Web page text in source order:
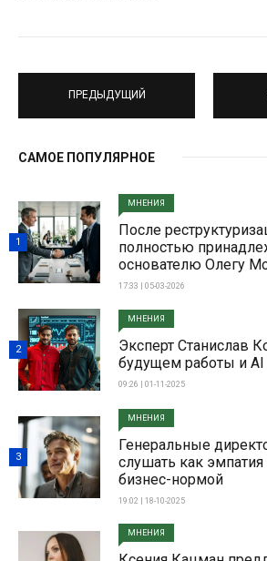
ПРЕДЫДУЩИЙ
САМОЕ ПОПУЛЯРНОЕ
МНЕНИЯ
После
полностью
основателю Олегу
17:33 | 05-03-2026
1
МНЕНИЯ
Эксперт Станислав
будущем работы и AI
09:26 | 01-11-2025
2
МНЕНИЯ
Генеральные
слушать как эмпатия
бизнес-нормой
19:02 | 18-10-2025
3
МНЕНИЯ